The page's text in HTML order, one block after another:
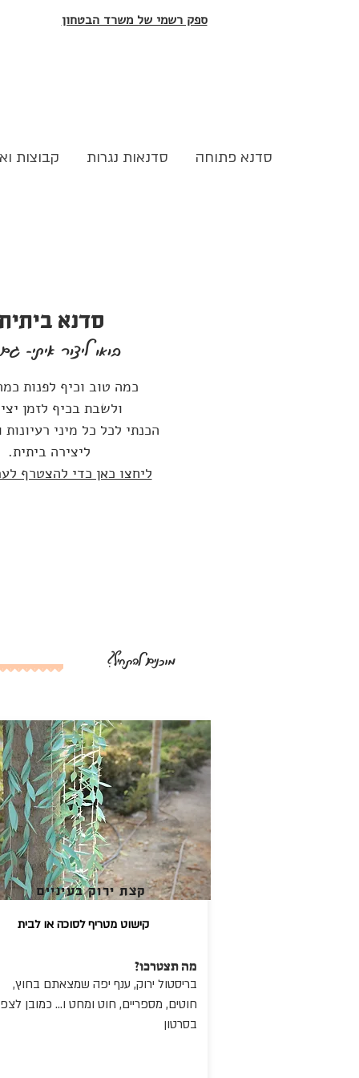
ספק רשמי של משרד הבטחון
סדנא פתוחה סדנאות נגרות קבוצות
סדנא
בואו ליצור איתי-
כמה טוב וכיף לפנות
ולשבת בכיף לזמן
הכנתי לכל כל מיני רעיונות
ליצירה ביתית.
ליחצו כאן כדי להצטרף
מוכנים להתחיל?
קצת ירוק בעיניים
קישוט מטריף לסוכה או לבית
מה תצטרכו?
בריסטול ירוק, ענף יפה שמצאתם בחוץ,
חוטים, מספריים, חוט ומחט ו... כמובן
בסרטון